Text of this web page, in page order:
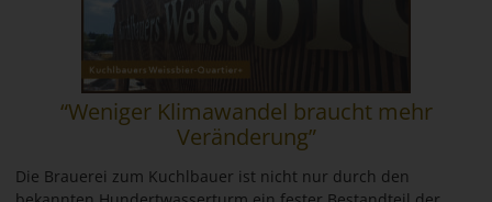
Werbegrafik & Drucksachen
Vergoldungen
Werbetürme & Pylone
LED Umrüstung
“Weniger Klimawandel braucht mehr
Veränderung”
Die Brauerei zum Kuchlbauer ist nicht nur durch den